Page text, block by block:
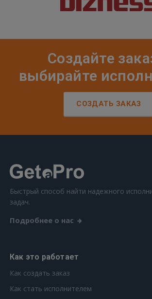
Создайте
выбирайте
СОЗДАТЬ ЗАКАЗ
Быстрый способ найти надежного
задач.
Подробнее о нас
Как это работает
Как создать заказ
Как стать исполнителем